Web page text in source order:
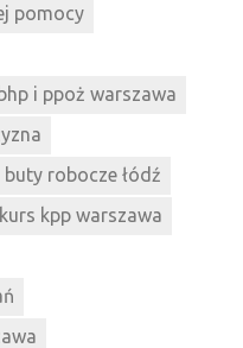
pomocy
bhp i ppoż warszawa
buty robocze łódź
kurs kpp warszawa